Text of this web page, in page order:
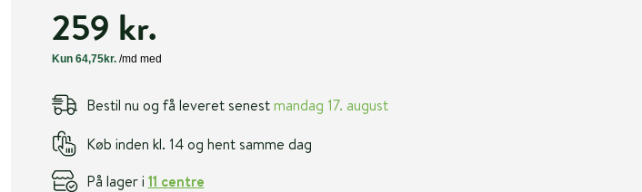
259 kr.
Bestil nu og få leveret senestmandag 17. august
Køb inden kl. 14 og hent samme dag
På lager i 11 centre